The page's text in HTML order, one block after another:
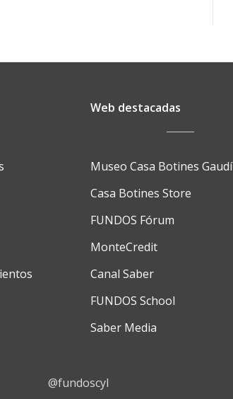
Web destacadas
Museo Casa Botines Gaudí
Casa Botines Store
FUNDOS Fórum
MonteCredit
Canal Saber
FUNDOS School
Saber Media
@fundoscyl